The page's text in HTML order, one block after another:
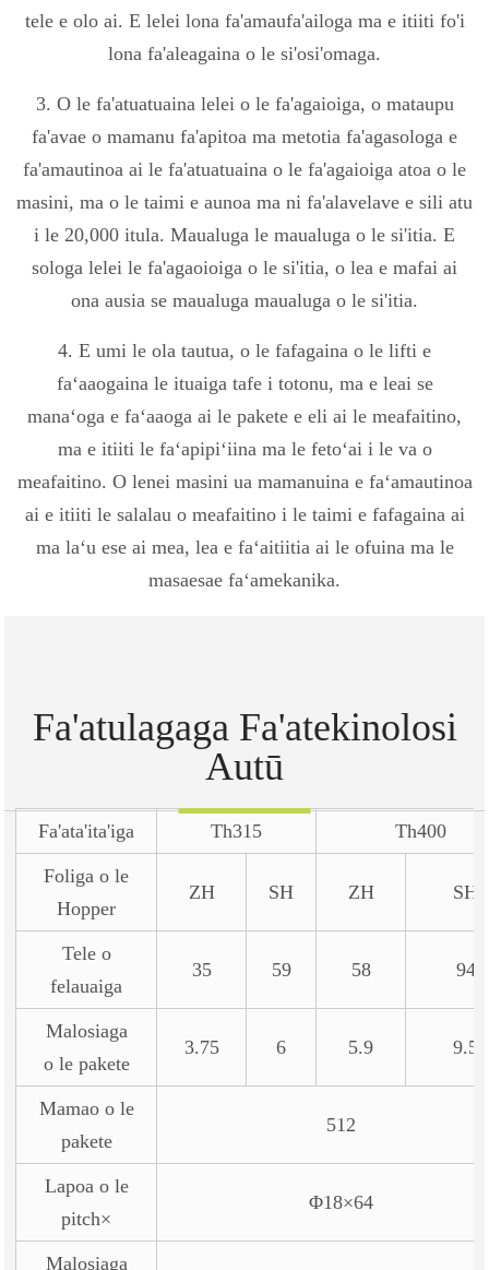
tele e olo ai. E lelei lona fa'amaufa'ailoga ma e itiiti fo'i
lona fa'aleagaina o le si'osi'omaga.
3. O le fa'atuatuaina lelei o le fa'agaioiga, o mataupu
fa'avae o mamanu fa'apitoa ma metotia fa'agasologa e
fa'amautinoa ai le fa'atuatuaina o le fa'agaioiga atoa o le
masini, ma o le taimi e aunoa ma ni fa'alavelave e sili atu
i le 20,000 itula. Maualuga le maualuga o le si'itia. E
sologa lelei le fa'agaoioiga o le si'itia, o lea e mafai ai
ona ausia se maualuga maualuga o le si'itia.
4. E umi le ola tautua, o le fafagaina o le lifti e
faʻaaogaina le ituaiga tafe i totonu, ma e leai se
manaʻoga e faʻaaoga ai le pakete e eli ai le meafaitino,
ma e itiiti le faʻapipiʻiina ma le fetoʻai i le va o
meafaitino. O lenei masini ua mamanuina e faʻamautinoa
ai e itiiti le salalau o meafaitino i le taimi e fafagaina ai
ma laʻu ese ai mea, lea e faʻaitiitia ai le ofuina ma le
masaesae faʻamekanika.
Fa'atulagaga Fa'atekinolosi
Autū
Fa'ata'ita'iga Th315 Th400
Foliga o le
Hopper
ZH SH ZH SH
Tele o
felauaiga
35 59 58 94
Malosiaga
o le pakete
3.75 6 5.9 9.5
Mamao o le
pakete
512
Lapoa o le
pitch×
Φ18×64
Malosiaga